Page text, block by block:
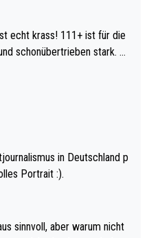
111+ ist für die
schonübertrieben stark. U
in Deutschland p
Portrait :).
sinnvoll, aber warum nicht